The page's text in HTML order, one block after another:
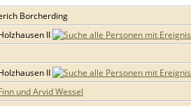
Borcherding
II
II
und Arvid Wessel